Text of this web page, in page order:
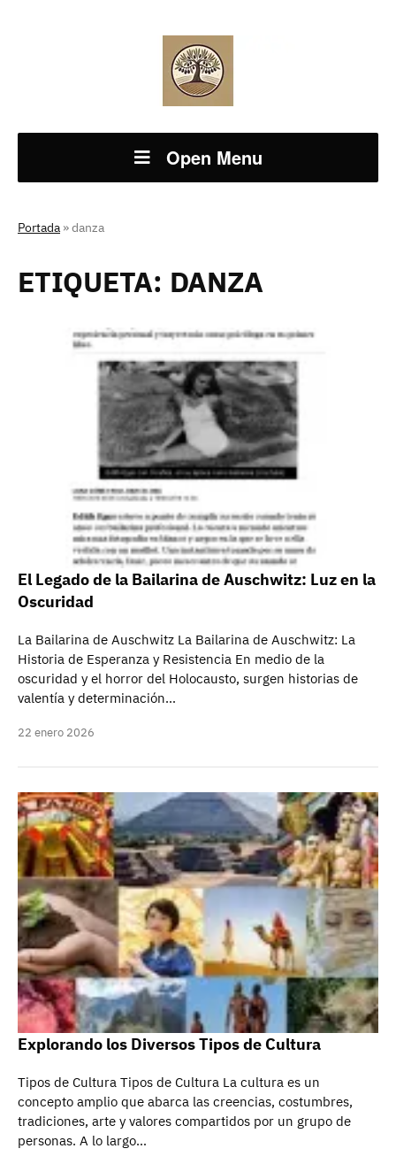
Open Menu
Portada »danza
ETIQUETA: DANZA
El Legado de la Bailarina de Auschwitz: Luz en la
Oscuridad
La Bailarina de Auschwitz La Bailarina de Auschwitz: La
Historia de Esperanza y Resistencia En medio de la
oscuridad y el horror del Holocausto, surgen historias de
valentía y determinación…
22 enero 2026
Explorando los Diversos Tipos de Cultura
Tipos de Cultura Tipos de Cultura La cultura es un
concepto amplio que abarca las creencias, costumbres,
tradiciones, arte y valores compartidos por un grupo de
personas. A lo largo…